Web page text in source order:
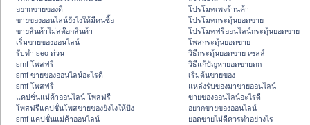
อยากขายของดี
ขายของออนไลน์ยังไงให้มีคนซื้อ
ขายสินค้าไม่สต๊อกสินค้า
เริ่มขายของออนไลน์
รับทำ seo ด่วน
smf โพสฟรี
smf ขายของออนไลน์อะไรดี
smf โพสฟรี
แคปชั่นแม่ค้าออนไลน์ โพสฟรี
โพสฟรีแคปชั่นโพสขายของยังไงให้ปัง
smf แคปชั่นแม่ค้าออนไลน์
โปรโมทเพจร้านค้า
โปรโมทกระตุ้นยอดขาย
โปรโมทฟรีออนไลน์กระตุ้นยอดขาย
โพสกระตุ้นยอดขาย
วิธีกระตุ้นยอดขาย เซลล์
วิธีแก้ปัญหายอดขายตก
เริ่มต้นขายของ
แหล่งรับของมาขายออนไลน์
ขายของออนไลน์อะไรดี
อยากขายของออนไลน์
ยอดขายไม่ดีควรทำอย่างไร